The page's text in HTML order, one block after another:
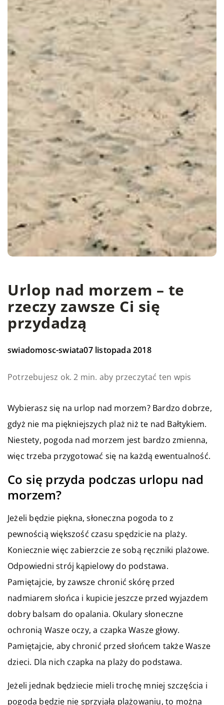
Urlop nad morzem – te
rzeczy zawsze Ci się
przydadzą
swiadomosc-swiata07 listopada 2018
Potrzebujesz ok. 2 min. aby przeczytać ten wpis
Wybierasz się na urlop nad morzem? Bardzo dobrze,
gdyż nie ma piękniejszych plaż niż te nad Bałtykiem.
Niestety, pogoda nad morzem jest bardzo zmienna,
więc trzeba przygotować się na każdą ewentualność.
Co się przyda podczas urlopu nad
morzem?
Jeżeli będzie piękna, słoneczna pogoda to z
pewnością większość czasu spędzicie na plaży.
Koniecznie więc zabierzcie ze sobą ręczniki plażowe.
Odpowiedni strój kąpielowy do podstawa.
Pamiętajcie, by zawsze chronić skórę przed
nadmiarem słońca i kupicie jeszcze przed wyjazdem
dobry balsam do opalania. Okulary słoneczne
ochronią Wasze oczy, a czapka Wasze głowy.
Pamiętajcie, aby chronić przed słońcem także Wasze
dzieci. Dla nich czapka na plaży do podstawa.
Jeżeli jednak będziecie mieli trochę mniej szczęścia i
pogoda będzie nie sprzyjała plażowaniu, to można